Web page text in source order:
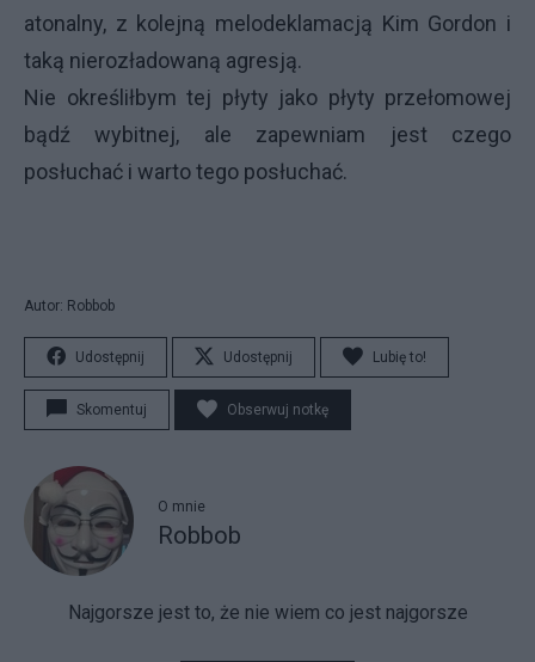
atonalny, z kolejną melodeklamacją Kim Gordon i
taką nierozładowaną agresją.
Nie określiłbym tej płyty jako płyty przełomowej
bądź wybitnej, ale zapewniam jest czego
posłuchać i warto tego posłuchać.
Autor: Robbob
Udostępnij Udostępnij Lubię to!
Skomentuj Obserwuj notkę
O mnie
Robbob
Najgorsze jest to, że nie wiem co jest najgorsze